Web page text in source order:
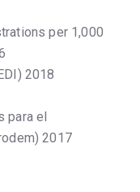
per 1,000
2018
para el
2017